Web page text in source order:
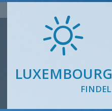
LUXEMBOURG
FINDEL